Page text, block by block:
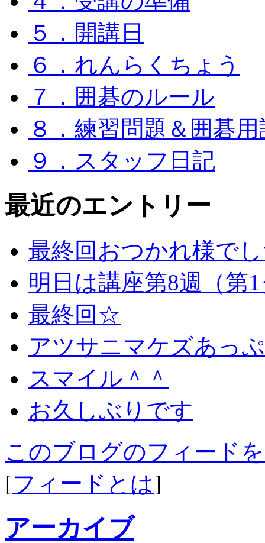
５．開講日
６．れんらくちょう
７．囲碁のルール
８．練習問題＆囲碁用
９．スタッフ日記
最近のエントリー
最終回おつかれ様で
明日は講座第8週（第
最終回☆
アツサニマケズあっ
スマイル＾＾
お久しぶりです
このブログのフィード
[フィードとは]
アーカイブ